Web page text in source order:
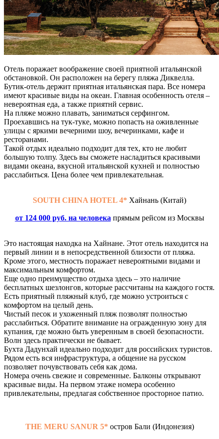
Отель поражает воображение своей приятной итальянской
обстановкой. Он расположен на берегу пляжа Диквелла.
Бутик-отель держит приятная итальянская пара. Все номера
имеют красивые виды на океан. Главная особенность отеля –
невероятная еда, а также приятнй сервис.
На пляже можно плавать, заниматься серфингом.
Проехавшись на тук-туке, можно попасть на оживленные
улицы с яркими вечерними шоу, вечеринками, кафе и
ресторанами.
Такой отдых идеально подходит для тех, кто не любит
большую толпу. Здесь вы сможете насладиться красивыми
видами океана, вкусной итальянской кухней и полностью
расслабиться. Цена более чем привлекательная.
SOUTH CHINA HOTEL 4* Хайнань (Китай)
от 124 000 руб. на человека прямым рейсом из Москвы
Это настоящая находка на Хайнане. Этот отель находится на
первый линии и в непосредственной близости от пляжа.
Кроме этого, местность поражает невероятными видами и
максимальным комфортом.
Еще одно преимущество отдыха здесь – это наличие
бесплатных шезлонгов, которые рассчитаны на каждого гостя.
Есть приятный пляжный клуб, где можно устроиться с
комфортом на целый день.
Чистый песок и ухоженный пляж позволят полностью
расслабиться. Обратите внимание на огражденную зону для
купания, где можно быть уверенным в своей безопасности.
Волн здесь практически не бывает.
Бухта Дадунхай идеально подходит для российских туристов.
Рядом есть вся инфраструктура, а общение на русском
позволяет почувствовать себя как дома.
Номера очень свежие и современные. Балконы открывают
красивые виды. На первом этаже номера особенно
привлекательны, предлагая собственное просторное патио.
THE MERU SANUR 5* остров Бали (Индонезия)